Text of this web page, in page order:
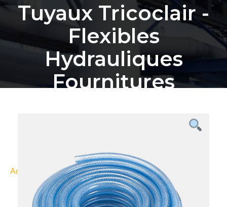
Tuyaux Tricoclair -
Flexibles
Hydrauliques
Fournitures
Accueil Nos Produits Tuyaux tricoclair